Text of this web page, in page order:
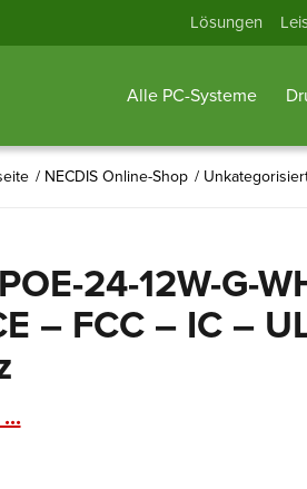
Lösungen
Alle PC-Systeme
/ NECDIS Online-Shop /
24-12W-G-
– FCC – IC –